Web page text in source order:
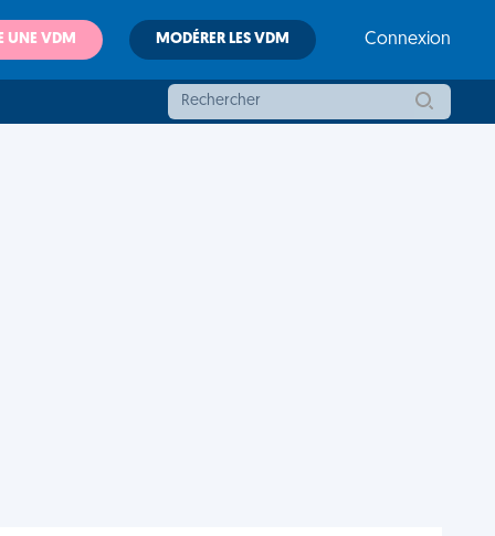
UNE VDM MODÉRER LES VDM Connexion